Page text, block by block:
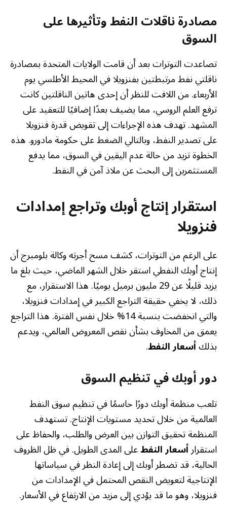
مصادرة ناقلات النفط وتأثيرها على
السوق
تصاعدت التوترات بعد أن قامت الولايات المتحدة بمصادرة
ناقلتي نفط مرتبطتين بفنزويلا في المحيط الأطلسي يوم
الأربعاء. من اللافت للنظر أن إحدى هاتين الناقلتين كانت
ترفع العلم الروسي، مما يضيف بعدًا إضافيًا للتعقيد على
المشهد. تهدف هذه الإجراءات إلى تقويض قدرة فنزويلا
على تصدير النفط، وبالتالي الضغط على حكومة مادورو. هذه
الخطوة تزيد من حالة عدم اليقين في السوق، مما يدفع
المستثمرين إلى البحث عن ملاذ آمن في النفط.
استقرار إنتاج أوبك وتراجع إمدادات
فنزويلا
على الرغم من التوترات، كشف مسح أجرته وكالة بلومبرج أن
إنتاج أوبك النفطي استقر خلال الشهر الماضي، حيث بلغ ما
يزيد قليلًا عن 29 مليون برميل يوميًا. هذا الاستقرار، مع
ذلك، لا يخفي حقيقة التراجع الكبير في إمدادات فنزويلا،
والتي انخفضت بنسبة 14% خلال نفس الفترة. هذا التراجع
يعمق من المخاوف بشأن نقص المعروض العالمي، ويدعم
بذلكأسعار النفط.
دور أوبك في تنظيم السوق
تلعب منظمة أوبك دورًا حاسمًا في تنظيم سوق النفط
العالمية من خلال تحديد مستويات الإنتاج. تستهدف
المنظمة تحقيق التوازن بين العرض والطلب، والحفاظ على
استقرارأسعار النفطعلى المدى الطويل. في ظل الظروف
الحالية، قد تضطر أوبك إلى إعادة النظر في سياساتها
الإنتاجية لتعويض النقص المحتمل في الإمدادات من
فنزويلا، وهو ما قد يؤدي إلى مزيد من الارتفاع في الأسعار.